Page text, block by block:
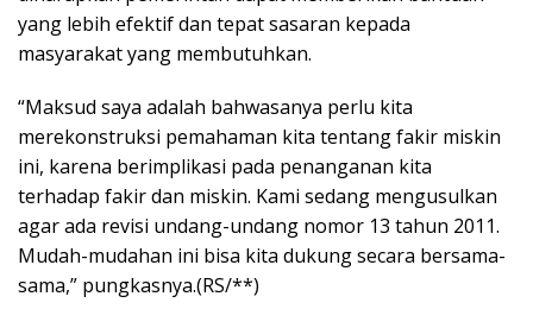
yang lebih efektif dan tepat sasaran kepada
masyarakat yang membutuhkan.
“Maksud saya adalah bahwasanya perlu kita
merekonstruksi pemahaman kita tentang fakir miskin
ini, karena berimplikasi pada penanganan kita
terhadap fakir dan miskin. Kami sedang mengusulkan
agar ada revisi undang-undang nomor 13 tahun 2011.
Mudah-mudahan ini bisa kita dukung secara bersama-
sama,” pungkasnya.(RS/**)